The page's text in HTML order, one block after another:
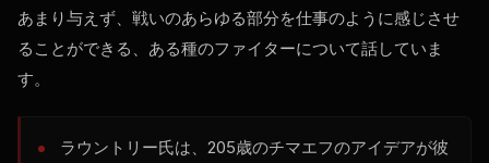
あまり与えず、戦いのあらゆる部分を仕事のように感じさせ
ることができる、ある種のファイターについて話していま
す。
ラウントリー氏は、205歳のチマエフのアイデアが彼